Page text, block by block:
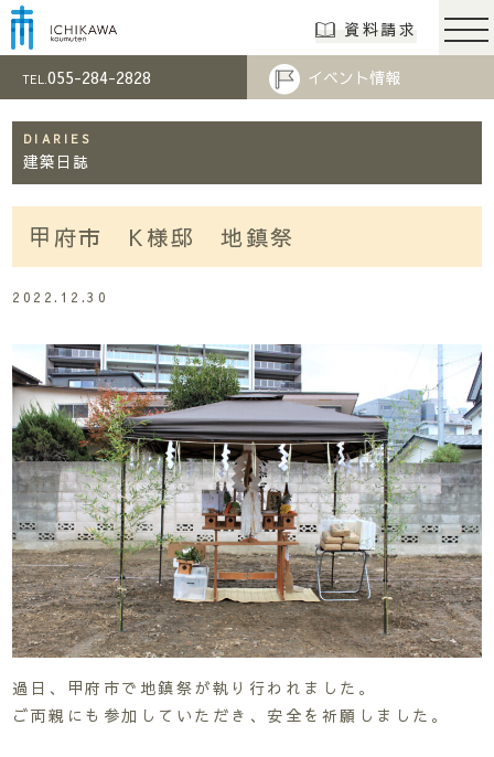
市川工務店 | らしさ
資料請求
TEL.055-284-2828 イベント情報
DIARIES
建築日誌
甲府市 K様邸 地鎮祭
2022.12.30
過日、甲府市で地鎮祭が執り行われました。
ご両親にも参加していただき、安全を祈願しました。